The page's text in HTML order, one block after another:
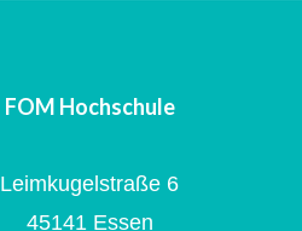
FOM Hochschule
Leimkugelstraße 6
45141 Essen